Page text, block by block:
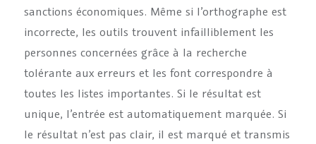
sanctions économiques. Même si l’orthographe est
incorrecte, les outils trouvent infailliblement les
personnes concernées grâce à la recherche
tolérante aux erreurs et les font correspondre à
toutes les listes importantes. Si le résultat est
unique, l’entrée est automatiquement marquée. Si
le résultat n’est pas clair, il est marqué et transmis